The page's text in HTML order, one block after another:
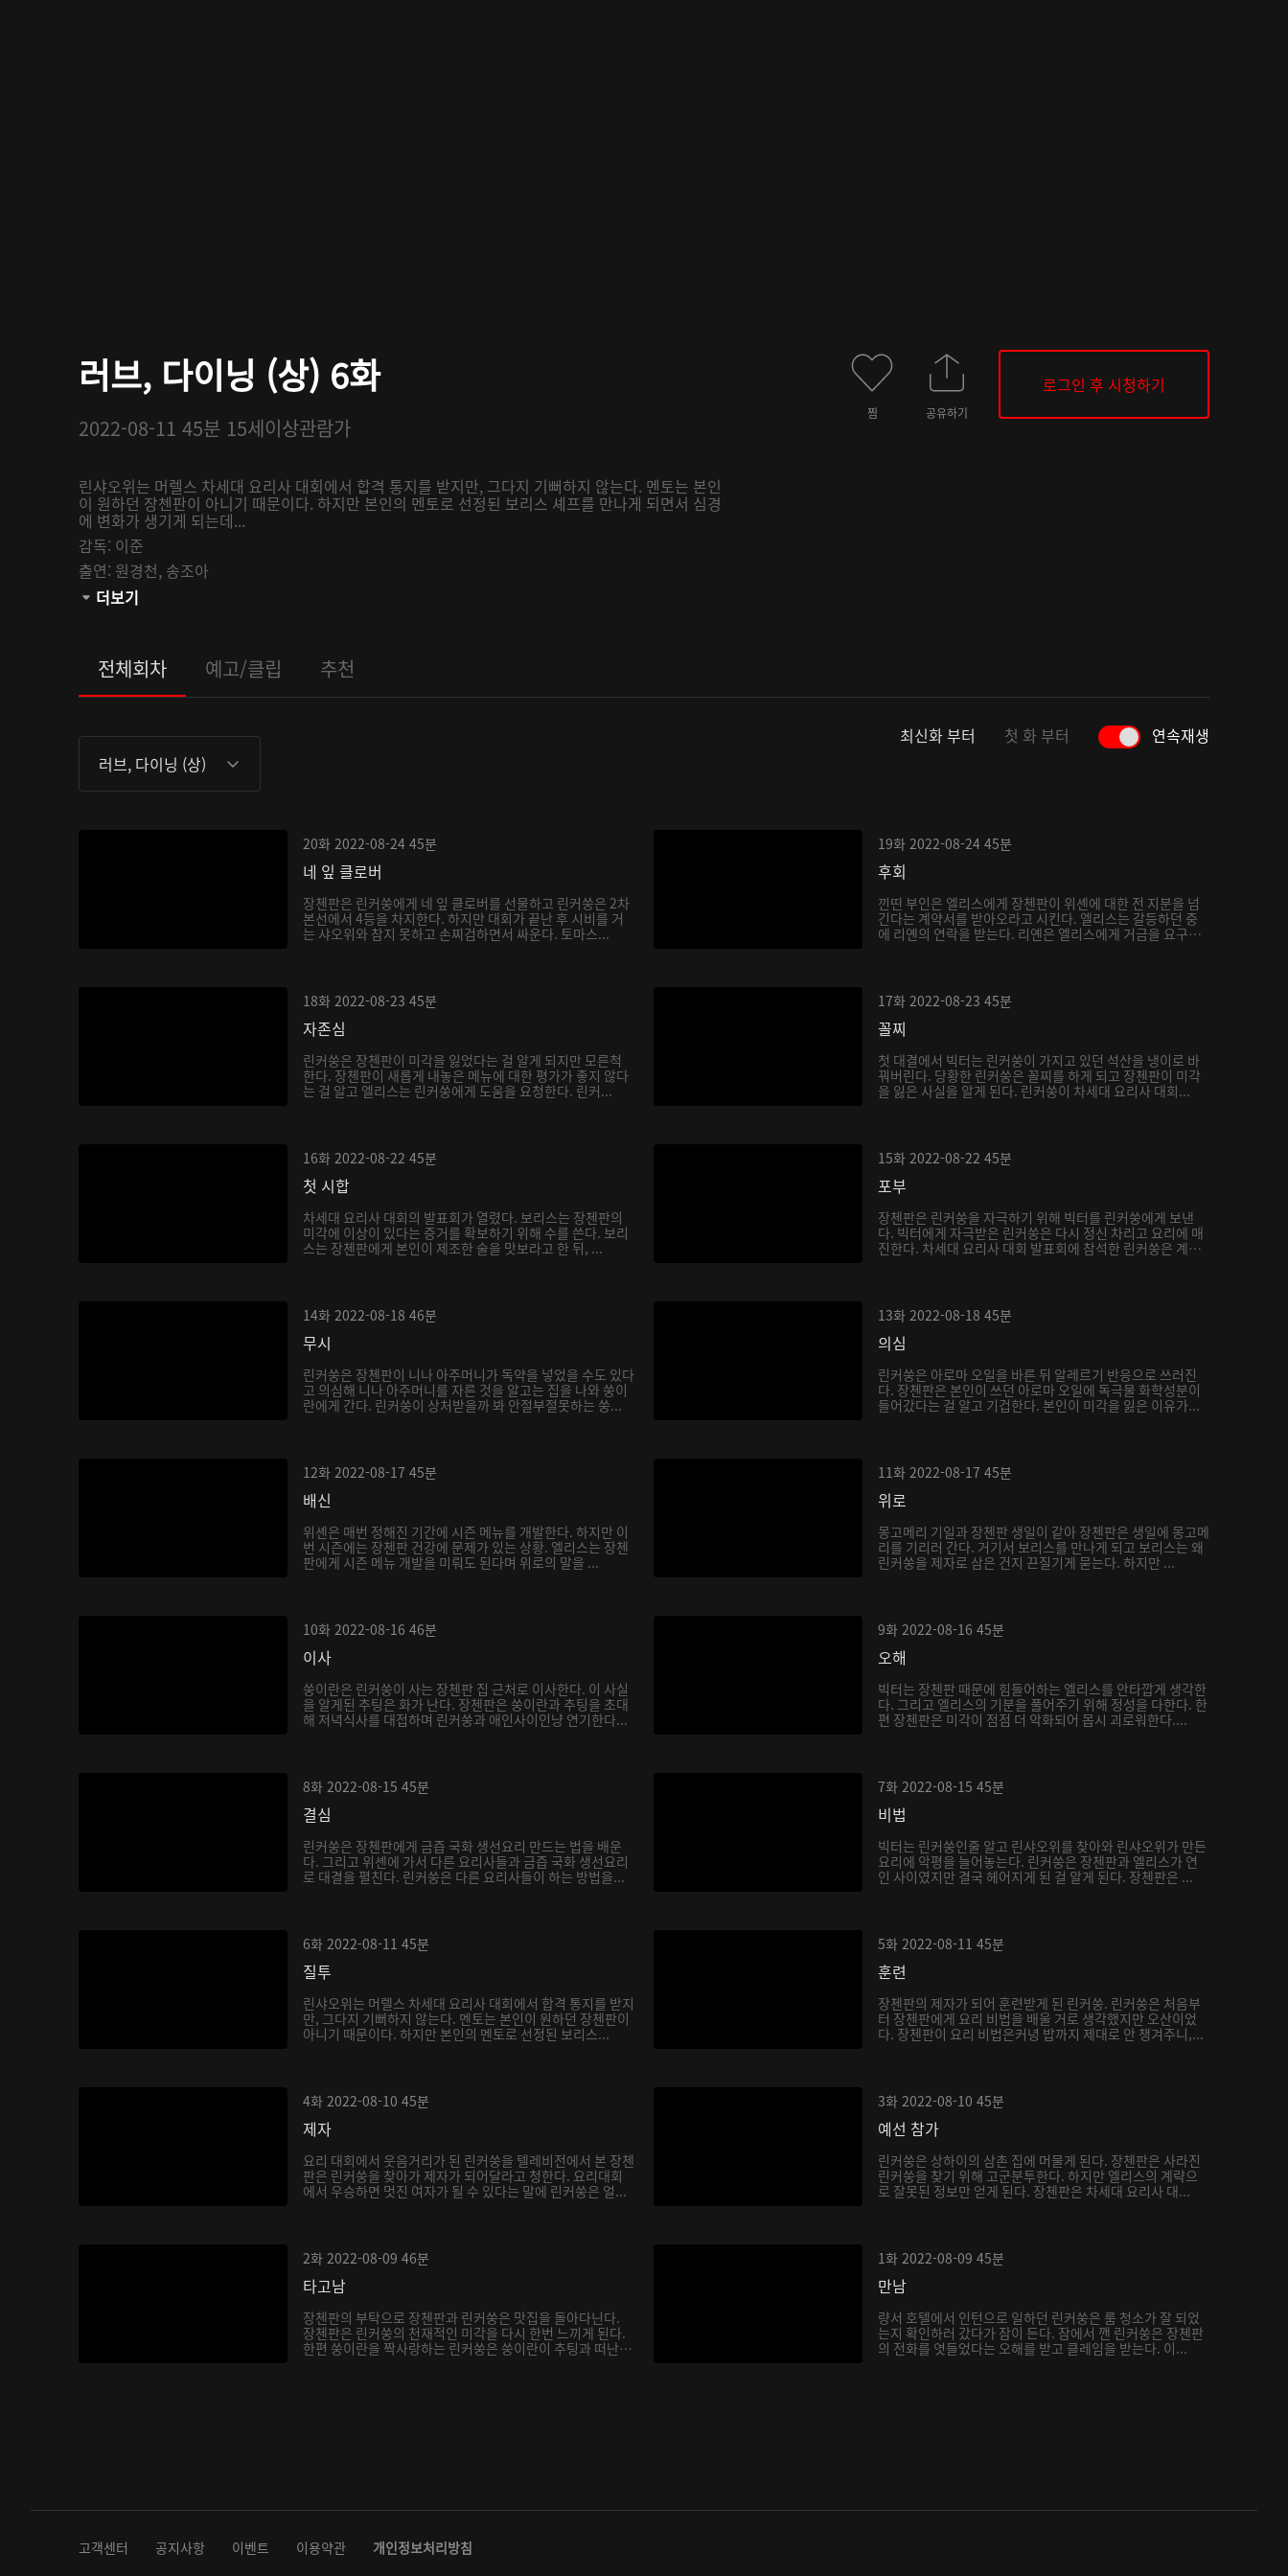
러브, 다이닝 (상) 6화
2022-08-11 45분 15세이상관람가
린샤오위는 머렐스 차세대 요리사 대회에서 합격 통지를 받지만, 그다지 기뻐하지 않는다. 멘토는 본인
이 원하던 장첸판이 아니기 때문이다. 하지만 본인의 멘토로 선정된 보리스 셰프를 만나게 되면서 심경
에 변화가 생기게 되는데...
감독: 이준
출연: 원경천, 송조아
관람등급:
더보기
찜 공유하기
로그인 후 시청하기
전체회차 예고/클립 추천
러브, 다이닝 (상)
최신화 부터 첫 화 부터 연속재생
20화 2022-08-24 45분
네 잎 클로버
장첸판은 린커쑹에게 네 잎 클로버를 선물하고 린커쑹은 2차
본선에서 4등을 차지한다. 하지만 대회가 끝난 후 시비를 거
는 샤오위와 참지 못하고 손찌검하면서 싸운다. 토마스...
19화 2022-08-24 45분
후회
낀띤 부인은 엘리스에게 장첸판이 위셴에 대한 전 지분을 넘
긴다는 계약서를 받아오라고 시킨다. 엘리스는 갈등하던 중
에 리옌의 연락을 받는다. 리옌은 엘리스에게 거금을 요구
18화 2022-08-23 45분
자존심
린커쑹은 장첸판이 미각을 잃었다는 걸 알게 되지만 모른척
한다. 장첸판이 새롭게 내놓은 메뉴에 대한 평가가 좋지 않다
는 걸 알고 엘리스는 린커쑹에게 도움을 요청한다. 린커...
17화 2022-08-23 45분
꼴찌
첫 대결에서 빅터는 린커쑹이 가지고 있던 석산을 냉이로 바
꿔버린다. 당황한 린커쑹은 꼴찌를 하게 되고 장첸판이 미각
을 잃은 사실을 알게 된다. 린커쑹이 차세대 요리사 대회...
16화 2022-08-22 45분
첫 시합
차세대 요리사 대회의 발표회가 열렸다. 보리스는 장첸판의
미각에 이상이 있다는 증거를 확보하기 위해 수를 쓴다. 보리
스는 장첸판에게 본인이 제조한 술을 맛보라고 한 뒤, ...
15화 2022-08-22 45분
포부
장첸판은 린커쑹을 자극하기 위해 빅터를 린커쑹에게 보낸
다. 빅터에게 자극받은 린커쑹은 다시 정신 차리고 요리에 매
진한다. 차세대 요리사 대회 발표회에 참석한 린커쑹은 계
14화 2022-08-18 46분
무시
린커쑹은 장첸판이 니나 아주머니가 독약을 넣었을 수도 있다
고 의심해 니나 아주머니를 자른 것을 알고는 집을 나와 쑹이
란에게 간다. 린커쑹이 상처받을까 봐 안절부절못하는 쑹...
13화 2022-08-18 45분
의심
린커쑹은 아로마 오일을 바른 뒤 알레르기 반응으로 쓰러진
다. 장첸판은 본인이 쓰던 아로마 오일에 독극물 화학성분이
들어갔다는 걸 알고 기겁한다. 본인이 미각을 잃은 이유가...
12화 2022-08-17 45분
배신
위셴은 매번 정해진 기간에 시즌 메뉴를 개발한다. 하지만 이
번 시즌에는 장첸판 건강에 문제가 있는 상황. 엘리스는 장첸
판에게 시즌 메뉴 개발을 미뤄도 된다며 위로의 말을 ...
11화 2022-08-17 45분
위로
몽고메리 기일과 장첸판 생일이 같아 장첸판은 생일에 몽고메
리를 기리러 간다. 거기서 보리스를 만나게 되고 보리스는 왜
린커쑹을 제자로 삼은 건지 끈질기게 묻는다. 하지만 ...
10화 2022-08-16 46분
이사
쑹이란은 린커쑹이 사는 장첸판 집 근처로 이사한다. 이 사실
을 알게된 추팅은 화가 난다. 장첸판은 쑹이란과 추팅을 초대
해 저녁식사를 대접하며 린커쑹과 애인사이인냥 연기한다...
9화 2022-08-16 45분
오해
빅터는 장첸판 때문에 힘들어하는 엘리스를 안타깝게 생각한
다. 그리고 엘리스의 기분을 풀어주기 위해 정성을 다한다. 한
편 장첸판은 미각이 점점 더 악화되어 몹시 괴로워한다....
8화 2022-08-15 45분
결심
린커쑹은 장첸판에게 금즙 국화 생선요리 만드는 법을 배운
다. 그리고 위셴에 가서 다른 요리사들과 금즙 국화 생선요리
로 대결을 펼친다. 린커쑹은 다른 요리사들이 하는 방법을...
7화 2022-08-15 45분
비법
빅터는 린커쑹인줄 알고 린샤오위를 찾아와 린샤오위가 만든
요리에 악평을 늘어놓는다. 린커쑹은 장첸판과 엘리스가 연
인 사이였지만 결국 헤어지게 된 걸 알게 된다. 장첸판은 ...
6화 2022-08-11 45분
질투
린샤오위는 머렐스 차세대 요리사 대회에서 합격 통지를 받지
만, 그다지 기뻐하지 않는다. 멘토는 본인이 원하던 장첸판이
아니기 때문이다. 하지만 본인의 멘토로 선정된 보리스...
5화 2022-08-11 45분
훈련
장첸판의 제자가 되어 훈련받게 된 린커쑹. 린커쑹은 처음부
터 장첸판에게 요리 비법을 배울 거로 생각했지만 오산이었
다. 장첸판이 요리 비법은커녕 밥까지 제대로 안 챙겨주니,...
4화 2022-08-10 45분
제자
요리 대회에서 웃음거리가 된 린커쑹을 텔레비전에서 본 장첸
판은 린커쑹을 찾아가 제자가 되어달라고 청한다. 요리대회
에서 우승하면 멋진 여자가 될 수 있다는 말에 린커쑹은 얼...
3화 2022-08-10 45분
예선 참가
린커쑹은 상하이의 삼촌 집에 머물게 된다. 장첸판은 사라진
린커쑹을 찾기 위해 고군분투한다. 하지만 엘리스의 계략으
로 잘못된 정보만 얻게 된다. 장첸판은 차세대 요리사 대...
2화 2022-08-09 46분
타고남
장첸판의 부탁으로 장첸판과 린커쑹은 맛집을 돌아다닌다.
장첸판은 린커쑹의 천재적인 미각을 다시 한번 느끼게 된다.
한편 쑹이란을 짝사랑하는 린커쑹은 쑹이란이 추팅과 떠난
1화 2022-08-09 45분
만남
량서 호텔에서 인턴으로 일하던 린커쑹은 룸 청소가 잘 되었
는지 확인하러 갔다가 잠이 든다. 잠에서 깬 린커쑹은 장첸판
의 전화를 엿들었다는 오해를 받고 클레임을 받는다. 이...
고객센터 공지사항 이벤트 이용약관 개인정보처리방침